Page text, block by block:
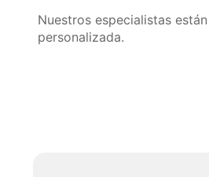
Nuestros especialistas
personalizada.